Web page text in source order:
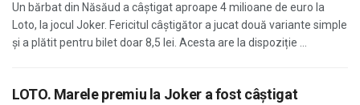
Un bărbat din Năsăud a câştigat aproape 4 milioane de euro la
Loto, la jocul Joker. Fericitul câştigător a jucat două variante simple
şi a plătit pentru bilet doar 8,5 lei. Acesta are la dispoziție ...
LOTO. Marele premiu la Joker a fost câştigat